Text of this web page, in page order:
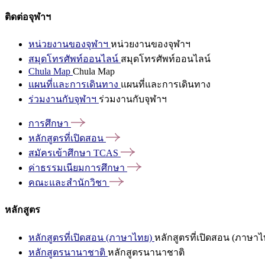
ติดต่อจุฬาฯ
หน่วยงานของจุฬาฯ หน่วยงานของจุฬาฯ
สมุดโทรศัพท์ออนไลน์ สมุดโทรศัพท์ออนไลน์
Chula Map Chula Map
แผนที่และการเดินทาง แผนที่และการเดินทาง
ร่วมงานกับจุฬาฯ ร่วมงานกับจุฬาฯ
การศึกษา
หลักสูตรที่เปิดสอน
สมัครเข้าศึกษา TCAS
ค่าธรรมเนียมการศึกษา
คณะและสำนักวิชา
หลักสูตร
หลักสูตรที่เปิดสอน (ภาษาไทย) หลักสูตรที่เปิดสอน (ภาษาไ
หลักสูตรนานาชาติ หลักสูตรนานาชาติ